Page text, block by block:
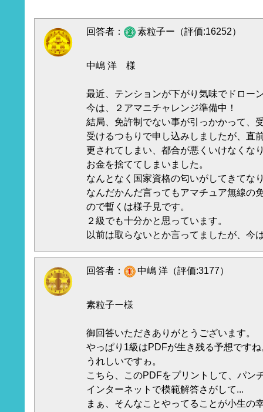
回答者： 素粒子ー（評価:16252）
中嶋 洋 様
最近、テンションが下がり気味でドロー
今は、２アマニチャレンジ準備中！
結局、免許制でない事が引っかかって、
受けるつもりで申し込みしましたが、直
更されてしまい、都合が悪くいけなくな
お金を捨ててしまいました。
なんとなく国家資格の匂いがしてきてな
なんだかんだ言ってもアマチュア無線の
ので暫くは様子見です。
２級でも十分かと思っています。
以前は取らないとか言ってましたが、今
回答者： 中嶋 洋（評価:3177）
素粒子ー様
御回答いただきありがとうございます。
やっぱり1級はPDFが生き残る予想ですね
うれしいですゎ。
こちら、このPDFをプリントして、パン
インターネットで模範解答さがして...
まぁ、そんなことやってることが小生の